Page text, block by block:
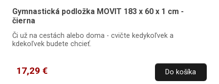
Gymnastická podložka MOVIT 183 x 60 x 1 cm -
čierna
Či už na cestách alebo doma - cvičte kedykoľvek a
kdekoľvek budete chcieť.
17,29 € Do košíka